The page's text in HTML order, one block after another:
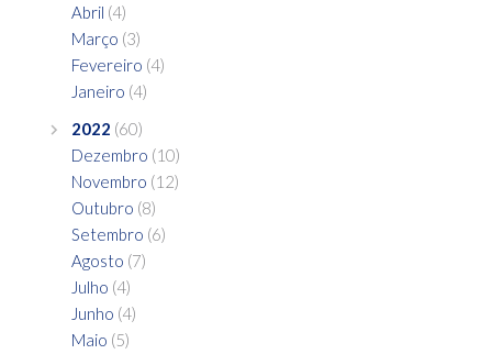
Abril (4)
Março (3)
Fevereiro (4)
Janeiro (4)
2022 (60)
Dezembro (10)
Novembro (12)
Outubro (8)
Setembro (6)
Agosto (7)
Julho (4)
Junho (4)
Maio (5)